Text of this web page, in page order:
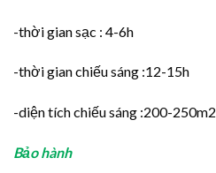
-thời gian sạc : 4-6h
-thời gian chiếu sáng :12-15h
-diện tích chiếu sáng :200-250m2
Bảo hành